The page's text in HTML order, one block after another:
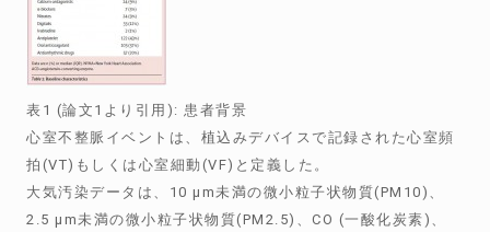
表1 (論文1より引用): 患者背景
心室不整脈イベントは、植込みデバイスで記録された心室頻
拍(VT)もしくは心室細動(VF)と定義した。
大気汚染データは、10 μm未満の微小粒子状物質(PM10)、
2.5 μm未満の微小粒子状物質(PM2.5)、CO (一酸化炭素)、